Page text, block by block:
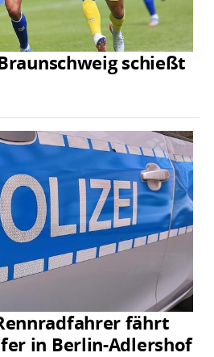
schießt
fährt
in Berlin-Adlershof